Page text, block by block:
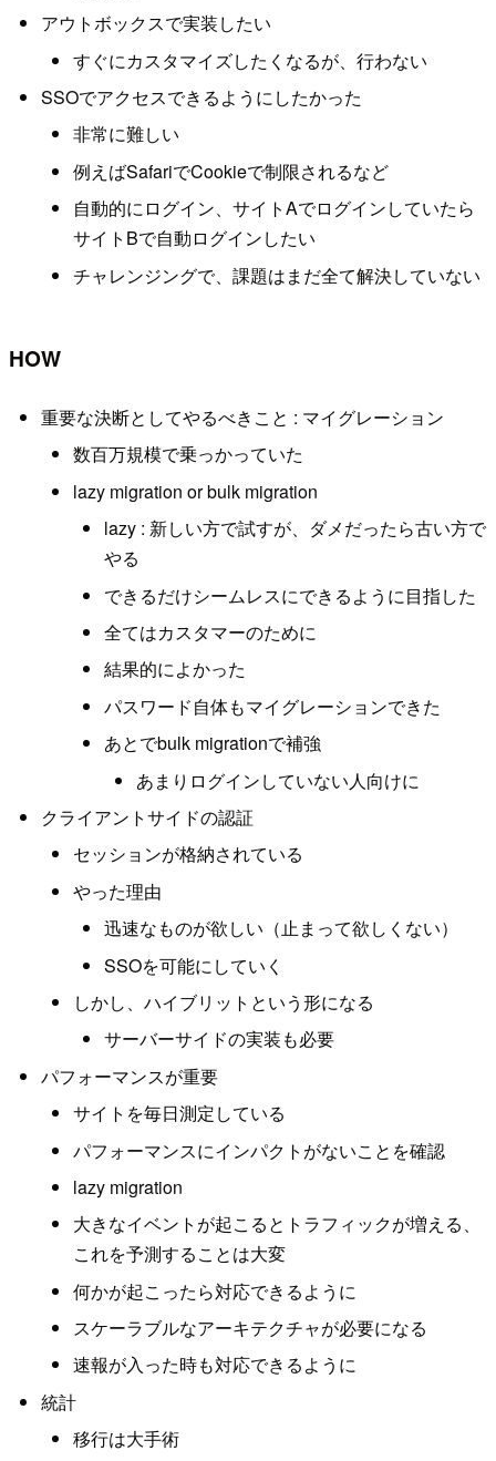
アウトボックスで実装したい
すぐにカスタマイズしたくなるが、行わない
SSOでアクセスできるようにしたかった
非常に難しい
例えばSafariでCookieで制限されるなど
自動的にログイン、サイトAでログインしていたら
サイトBで自動ログインしたい
チャレンジングで、課題はまだ全て解決していない
HOW
重要な決断としてやるべきこと : マイグレーション
数百万規模で乗っかっていた
lazy migration or bulk migration
lazy : 新しい方で試すが、ダメだったら古い方で
やる
できるだけシームレスにできるように目指した
全てはカスタマーのために
結果的によかった
パスワード自体もマイグレーションできた
あとでbulk migrationで補強
あまりログインしていない人向けに
クライアントサイドの認証
セッションが格納されている
やった理由
迅速なものが欲しい（止まって欲しくない）
SSOを可能にしていく
しかし、ハイブリットという形になる
サーバーサイドの実装も必要
パフォーマンスが重要
サイトを毎日測定している
パフォーマンスにインパクトがないことを確認
lazy migration
大きなイベントが起こるとトラフィックが増える、
これを予測することは大変
何かが起こったら対応できるように
スケーラブルなアーキテクチャが必要になる
速報が入った時も対応できるように
統計
移行は大手術